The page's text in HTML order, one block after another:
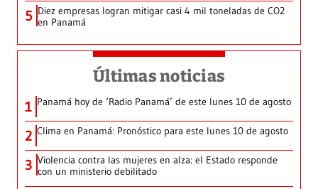
5 Diez empresas logran mitigar casi 4 mil toneladas de CO2
en Panamá
Últimas noticias
1 Panamá hoy de ‘Radio Panamá’ de este lunes 10 de agosto
2 Clima en Panamá: Pronóstico para este lunes 10 de agosto
3 Violencia contra las mujeres en alza: el Estado responde
con un ministerio debilitado